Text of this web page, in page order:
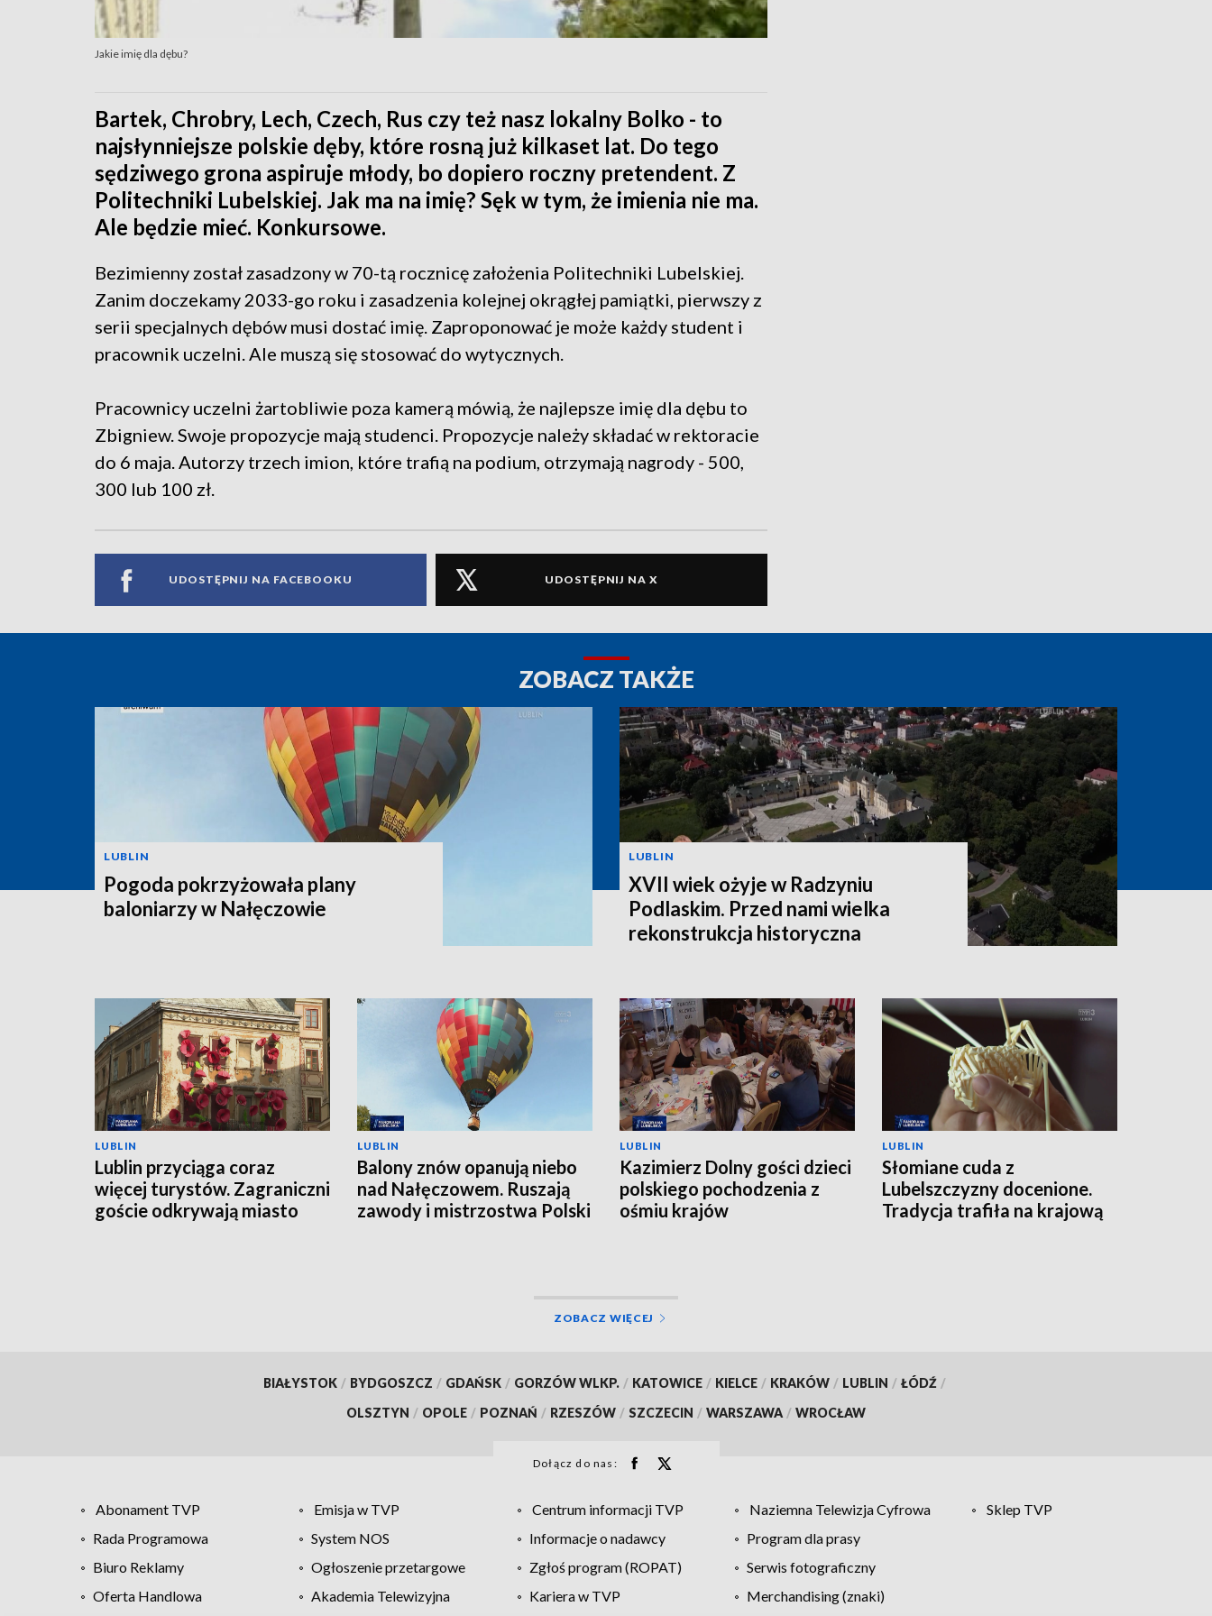
Jakie imię dla dębu?
Bartek, Chrobry, Lech, Czech, Rus czy też nasz lokalny Bolko - to
najsłynniejsze polskie dęby, które rosną już kilkaset lat. Do tego
sędziwego grona aspiruje młody, bo dopiero roczny pretendent. Z
Politechniki Lubelskiej. Jak ma na imię? Sęk w tym, że imienia nie ma.
Ale będzie mieć. Konkursowe.
Bezimienny został zasadzony w 70-tą rocznicę założenia Politechniki Lubelskiej.
Zanim doczekamy 2033-go roku i zasadzenia kolejnej okrągłej pamiątki, pierwszy z
serii specjalnych dębów musi dostać imię. Zaproponować je może każdy student i
pracownik uczelni. Ale muszą się stosować do wytycznych.
Pracownicy uczelni żartobliwie poza kamerą mówią, że najlepsze imię dla dębu to
Zbigniew. Swoje propozycje mają studenci. Propozycje należy składać w rektoracie
do 6 maja. Autorzy trzech imion, które trafią na podium, otrzymają nagrody - 500,
300 lub 100 zł.
UDOSTĘPNIJ NA FACEBOOKU UDOSTĘPNIJ NA X
ZOBACZ TAKŻE
LUBLIN
Pogoda pokrzyżowała plany
baloniarzy w Nałęczowie
LUBLIN
XVII wiek ożyje w Radzyniu
Podlaskim. Przed nami wielka
rekonstrukcja historyczna
LUBLIN
Lublin przyciąga coraz
więcej turystów. Zagraniczni
goście odkrywają miasto
LUBLIN
Balony znów opanują niebo
nad Nałęczowem. Ruszają
zawody i mistrzostwa Polski
LUBLIN
Kazimierz Dolny gości dzieci
polskiego pochodzenia z
ośmiu krajów
LUBLIN
Słomiane cuda z
Lubelszczyzny docenione.
Tradycja trafiła na krajową
ZOBACZ WIĘCEJ
BIAŁYSTOK / BYDGOSZCZ / GDAŃSK / GORZÓW WLKP. / KATOWICE / KIELCE / KRAKÓW / LUBLIN / ŁÓDŹ /
OLSZTYN / OPOLE / POZNAŃ / RZESZÓW / SZCZECIN / WARSZAWA / WROCŁAW
Dołącz do nas:
Abonament TVP Emisja w TVP Centrum informacji TVP Naziemna Telewizja Cyfrowa
Sklep TVP
Rada Programowa
System NOS Informacje o nadawcy
Program dla prasy
Biuro Reklamy
Ogłoszenie przetargowe Zgłoś program (ROPAT)
Serwis fotograficzny
Oferta Handlowa
Akademia Telewizyjna Kariera w TVP
Merchandising (znaki)